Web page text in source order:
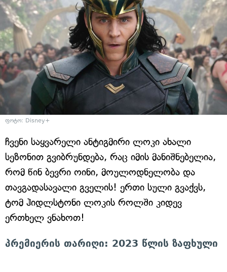
ფოტო: Disney+
ჩვენი საყვარელი ანტიგმირი ლოკი ახალი
სეზონით გვიბრუნდება, რაც იმის მანიშნებელია,
რომ წინ ბევრი ოინი, მოულოდნელობა და
თავგადასავალი გველის! ერთი სული გვაქვს,
ტომ ჰიდლსტონი ლოკის როლში კიდევ
ერთხელ ვნახოთ!
პრემიერის თარიღი: 2023 წლის ზაფხული